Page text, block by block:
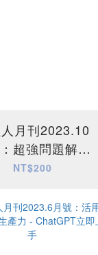
月刊2023.10
超強問題解決
力
NT$200